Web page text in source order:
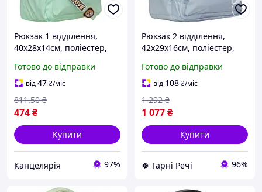
Рюкзак 1 відділення,
40x28x14см, поліестер,
Готово до відправки
від47₴/міс
474₴
811.50 ₴
Купити
Канцелярiя 97%
Рюкзак 2 відділення,
42x29x16см, поліестер,
Готово до відправки
від 108₴/міс
1 077₴
1 292 ₴
Купити
🍀 Гарні Речі 96%